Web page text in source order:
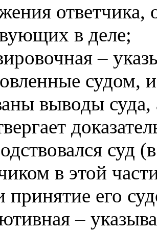
в деле;
–
судом,
выводы
суд
в этой
принятие его
–